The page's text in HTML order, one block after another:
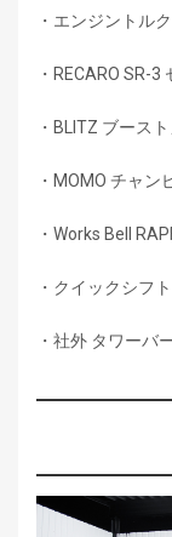
・エンジントル
・RECARO SR-
・BLITZ ブース
・MOMO チャン
・Works Bell
・クイックシフト
・社外 タワーバ